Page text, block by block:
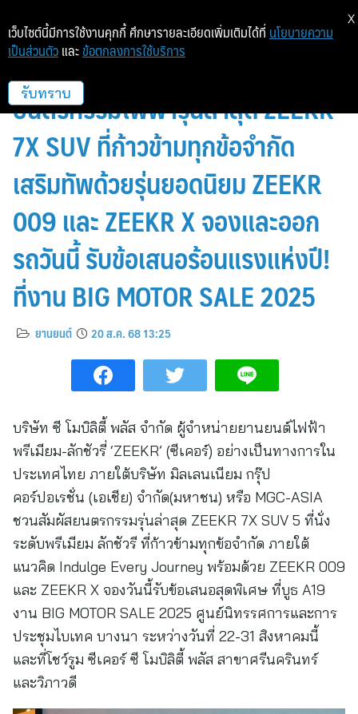
ซีเคอร์ ซี โมบิลิตี้ พลัส ชวนสัมผัส
ยนตรกรรมไฟฟ้ารุ่นล่าสุด ZEEKR
7X SUV ที่ก้าวข้ามทุกข้อจำกัด
เสริมทัพด้วยรุ่นยอดนิยม ZEEKR
009 และ ZEEKR X จองและออก
รถวันนี้ รับข้อเสนอร้อนแรงแห่งปี!
ที่งาน BIG MOTOR SALE 2025
ยานยนต์ 20 ส.ค. 68 13:25
บริษัท ซี โมบิลิตี้ พลัส จำกัด ผู้จำหน่ายยานยนต์ไฟฟ้า
พรีเมียม-ลักชัวรี่ ‘ZEEKR’ (ซีเคอร์) อย่างเป็นทางการใน
ประเทศไทย ภายใต้บริษัท มิลเลนเนียม กรุ๊ป
คอร์ปอเรชั่น (เอเชีย) จำกัด(มหาชน) หรือ MGC-ASIA
ชวนสัมผัสยนตรกรรมรุ่นล่าสุด ZEEKR 7X SUV 5 ที่นั่ง
ระดับพรีเมียม ลักชัวรี ที่ก้าวข้ามทุกข้อจำกัด ภายใต้
แนวคิด Indulge Every Journey พร้อมด้วย ZEEKR 009
และ ZEEKR X จองวันนี้รับข้อเสนอสุดพิเศษ ที่บูธ A19
งาน BIG MOTOR SALE 2025 ศูนย์นิทรรศการและการ
ประชุมไบเทค บางนา ระหว่างวันที่ 22-31 สิงหาคมนี้
และที่โชว์รูม ซีเคอร์ ซี โมบิลิตี้ พลัส สาขาศรีนครินทร์
และวิภาวดี
เว็บไซต์นี้มีการใช้งานคุกกี้ ศึกษารายละเอียดเพิ่มเติมได้ที่ นโยบายความ
เป็นส่วนตัว และ ข้อตกลงการใช้บริการ
รับทราบ
X